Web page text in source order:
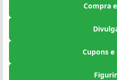
Compra
Cupons e